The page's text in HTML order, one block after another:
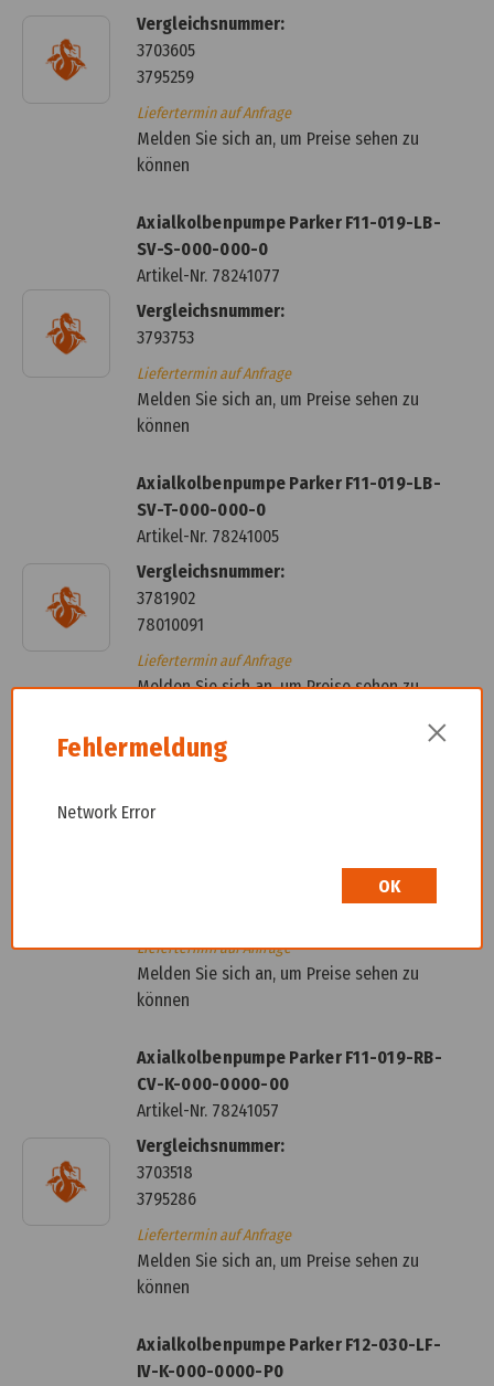
Vergleichsnummer:
3703605
3795259
Liefertermin auf Anfrage
Melden Sie sich an, um Preise sehen zu
können
Axialkolbenpumpe Parker F11-019-LB-
SV-S-000-000-0
Artikel-Nr. 78241077
Vergleichsnummer:
3793753
Liefertermin auf Anfrage
Melden Sie sich an, um Preise sehen zu
können
Axialkolbenpumpe Parker F11-019-LB-
SV-T-000-000-0
Artikel-Nr. 78241005
Vergleichsnummer:
3781902
78010091
Liefertermin auf Anfrage
Melden Sie sich an, um Preise sehen zu
Artikel-Nr.
Liefertermin auf Anfrage
Melden Sie sich an, um Preise sehen zu
können
Axialkolbenpumpe Parker F11-019-RB-
CV-K-000-0000-00
Artikel-Nr. 78241057
Vergleichsnummer:
3703518
3795286
Liefertermin auf Anfrage
Melden Sie sich an, um Preise sehen zu
können
Axialkolbenpumpe Parker F12-030-LF-
IV-K-000-0000-P0
Fehlermeldung ×
Network Error
OK